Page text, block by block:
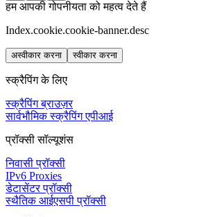
हम आपकी गोपनीयता को महत्व देते हैं
Index.cookie.cookie-banner.desc
अस्वीकार करना स्वीकार करना
स्क्रैपिंग के लिए
स्क्रैपिंग ब्राउज़र
सार्वभौमिक स्क्रैपिंग एपीआई
प्रॉक्सी सॉल्यूशंस
निवासी प्रॉक्सी
IPv6 Proxies
डेटासेंटर प्रॉक्सी
स्थैतिक आईएसपी प्रॉक्सी